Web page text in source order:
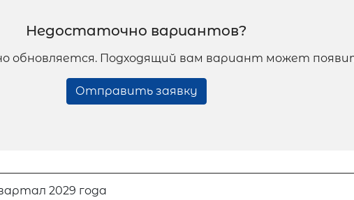
Недостаточно вариантов?
обновляется. Подходящий вам вариант может
Отправить заявку
2029 года